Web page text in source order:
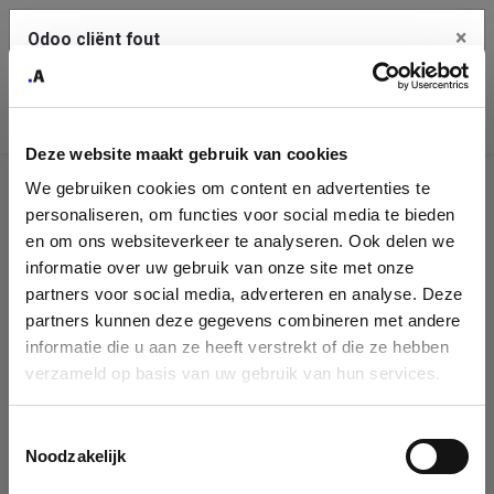
Deze website maakt gebruik van cookies
We gebruiken cookies om content en advertenties te
personaliseren, om functies voor social media te bieden
en om ons websiteverkeer te analyseren. Ook delen we
informatie over uw gebruik van onze site met onze
partners voor social media, adverteren en analyse. Deze
partners kunnen deze gegevens combineren met andere
informatie die u aan ze heeft verstrekt of die ze hebben
verzameld op basis van uw gebruik van hun services.
Noodzakelijk
Identificatie
onderneming
Please fill in your company details
You can search a company in our database by name, VAT or
enterprise ID. When a company is selected it will auto-complete the
form. If you don't find your company in our database, you can create
Odoo cliënt fout ×
klembord
Je dient de kopieer knop te gebruiken om de fout te melden
aan support.
Bekijk details